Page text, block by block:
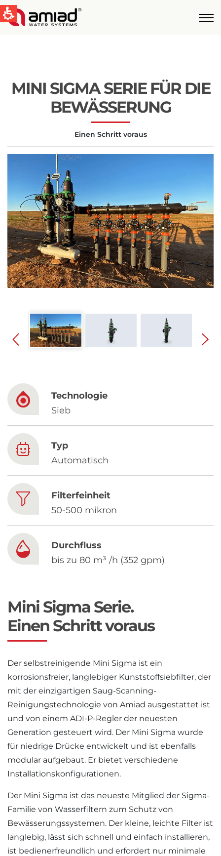
Global
United States
English
Spain & LATAM
Spanish
Russia
Russian
French
Germany
Hebrew
China
MINI SIGMA SERIE FÜR DIE
BEWÄSSERUNG
Einen Schritt voraus
Technologie
Sieb
Typ
Automatisch
Filterfeinheit
50-500 mikron
Durchfluss
bis zu 80 m³ /h (352 gpm)
Mini Sigma Serie.
Einen Schritt voraus
Der selbstreinigende Mini Sigma ist ein
korrosionsfreier, langlebiger Kunststoffsiebfilter, der
mit der einzigartigen Saug-Scanning-
Reinigungstechnologie von Amiad ausgestattet ist
und von einem ADI-P-Regler der neuesten
Generation gesteuert wird. Der Mini Sigma wurde
für niedrige Drücke entwickelt und ist ebenfalls
modular aufgebaut. Er bietet verschiedene
Installationskonfigurationen.
Der Mini Sigma ist das neueste Mitglied der Sigma-
Familie von Wasserfiltern zum Schutz von
Bewässerungssystemen. Der kleine, leichte Filter ist
langlebig, lässt sich schnell und einfach installieren,
ist bedienerfreundlich und erfordert nur minimale